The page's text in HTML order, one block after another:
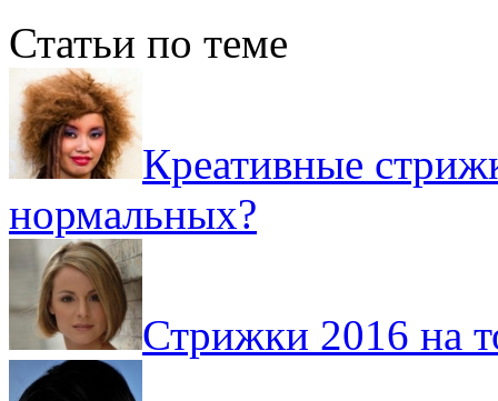
Статьи по теме
Креативные
нормальных?
Стрижки 2016 на